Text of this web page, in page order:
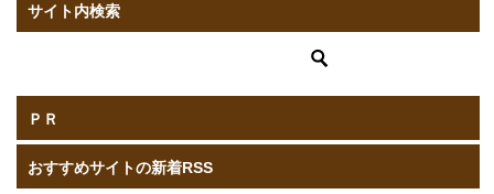
サイト内検索
ＰＲ
おすすめサイトの新着RSS